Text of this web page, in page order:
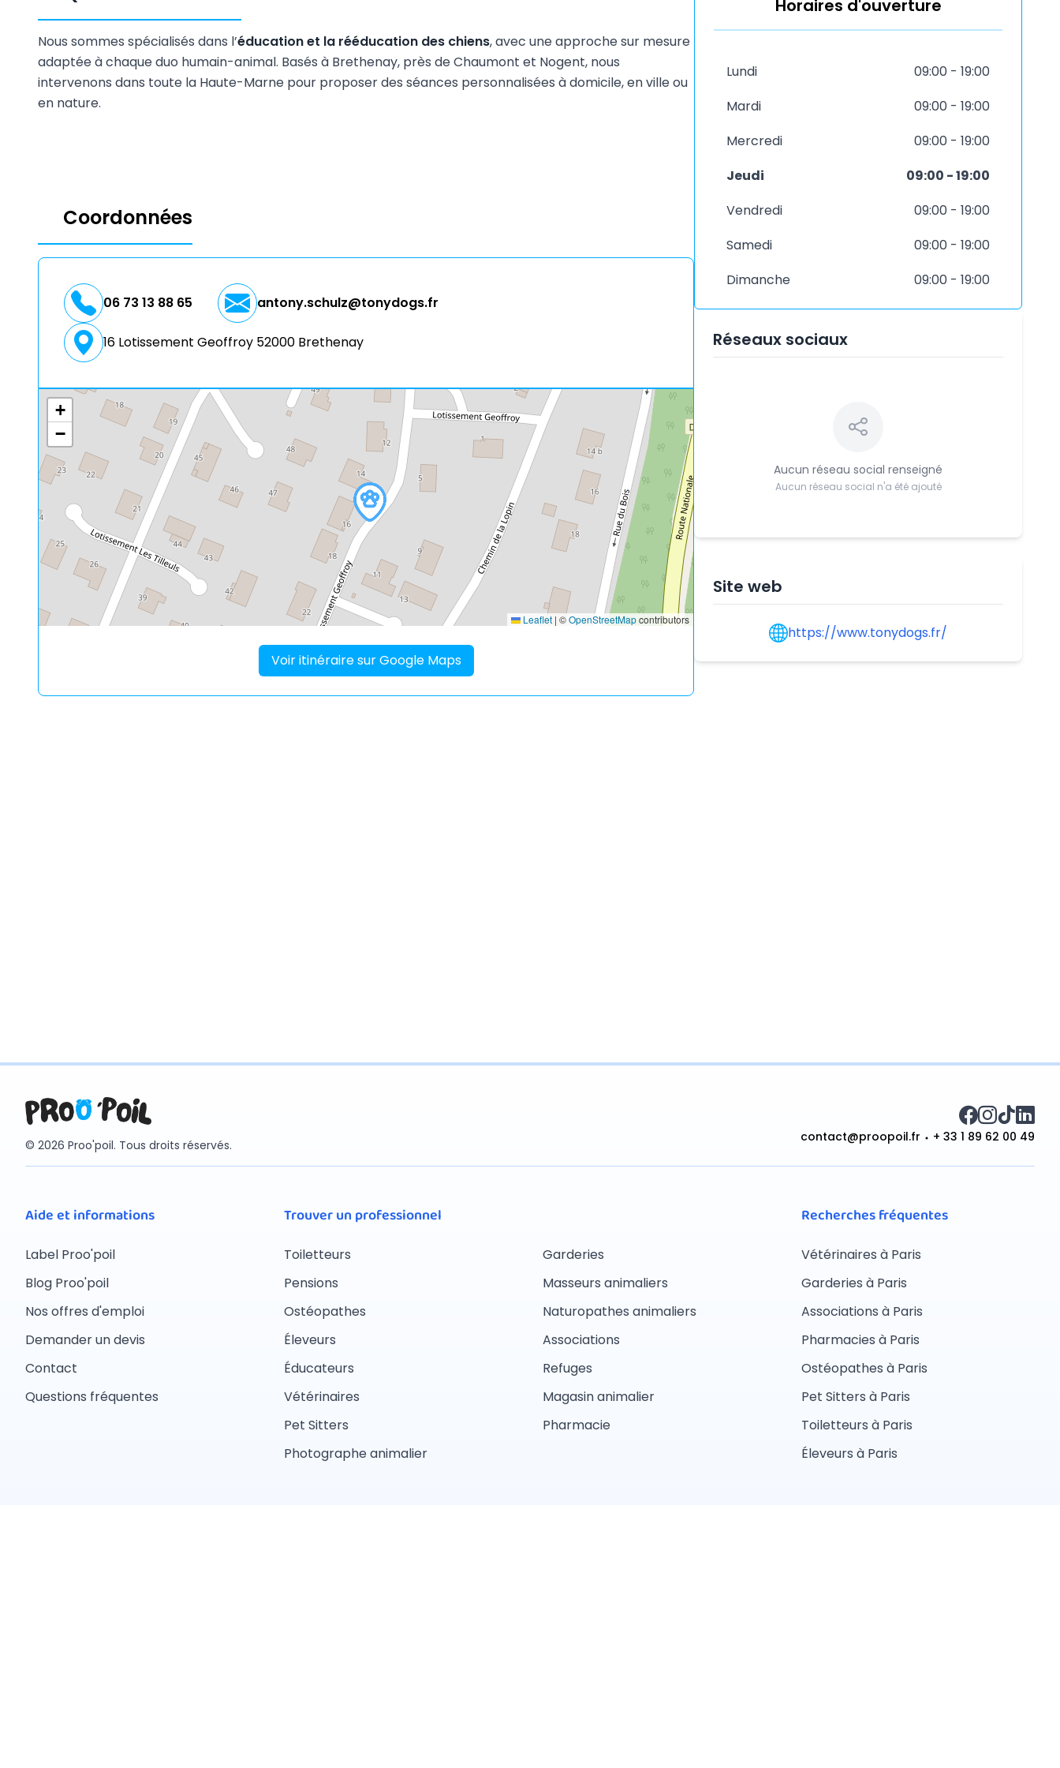
Nous sommes spécialisés dans l’éducation et la rééducation des chiens, avec une approche sur mesure
adaptée à chaque duo humain-animal. Basés à Brethenay, près de Chaumont et Nogent, nous
intervenons dans toute la Haute-Marne pour proposer des séances personnalisées à domicile, en ville ou
en nature.
Coordonnées
06 73 13 88 65 antony.schulz@tonydogs.fr
16 Lotissement Geoffroy 52000 Brethenay
+
−
Leaflet | ©OpenStreetMapcontributors
Voir itinéraire sur Google Maps
Horaires d'ouverture
Lundi
09:00 - 19:00
Mardi
09:00 - 19:00
Mercredi
09:00 - 19:00
Jeudi
09:00 - 19:00
Vendredi
09:00 - 19:00
Samedi
09:00 - 19:00
Dimanche
09:00 - 19:00
Réseaux sociaux
Aucun réseau social renseigné
Aucun réseau social n'a été ajouté
Site web
https://www.tonydogs.fr/
© 2026 Proo'poil. Tous droits réservés.
contact@proopoil.fr + 33 1 89 62 00 49
Aide et informations
Label Proo'poil
Blog Proo'poil
Nos offres d'emploi
Demander un devis
Contact
Questions fréquentes
Trouver un professionnel
Toiletteurs
Pensions
Ostéopathes
Éleveurs
Éducateurs
Vétérinaires
Pet Sitters
Photographe animalier
Garderies
Masseurs animaliers
Naturopathes animaliers
Associations
Refuges
Magasin animalier
Pharmacie
Recherches fréquentes
Vétérinaires à Paris
Garderies à Paris
Associations à Paris
Pharmacies à Paris
Ostéopathes à Paris
Pet Sitters à Paris
Toiletteurs à Paris
Éleveurs à Paris